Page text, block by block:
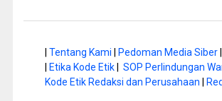
| Tentang Kami | Pedoman Media Siber|
| Etika Kode Etik| SOP Perlindungan
Kode Etik Redaksi dan Perusahaan |